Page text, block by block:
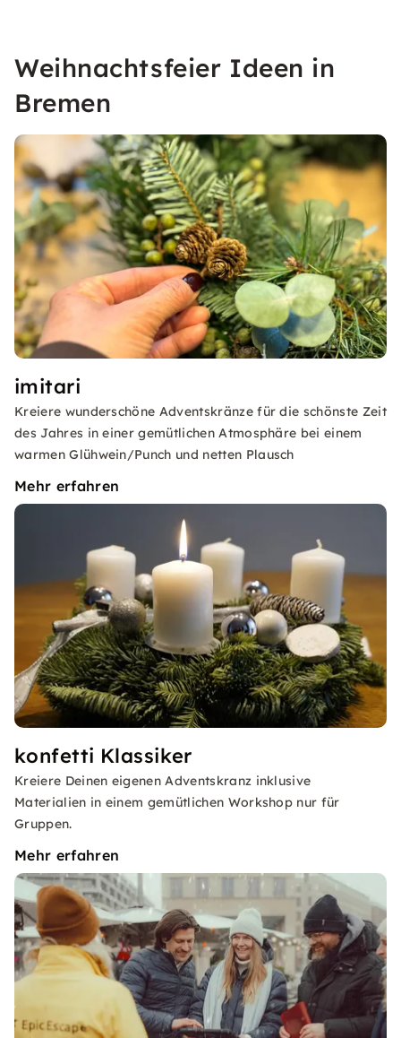
Weihnachtsfeier Ideen in
Bremen
imitari
Kreiere wunderschöne Adventskränze für die schönste Zeit
des Jahres in einer gemütlichen Atmosphäre bei einem
warmen Glühwein/Punch und netten Plausch
Mehr erfahren
konfetti Klassiker
Kreiere Deinen eigenen Adventskranz inklusive
Materialien in einem gemütlichen Workshop nur für
Gruppen.
Mehr erfahren